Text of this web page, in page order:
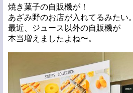
焼き菓子の自販機が！
あざみ野のお店が入れてるみたい。
最近、ジュース以外の自販機が
本当増えましたよね〜。